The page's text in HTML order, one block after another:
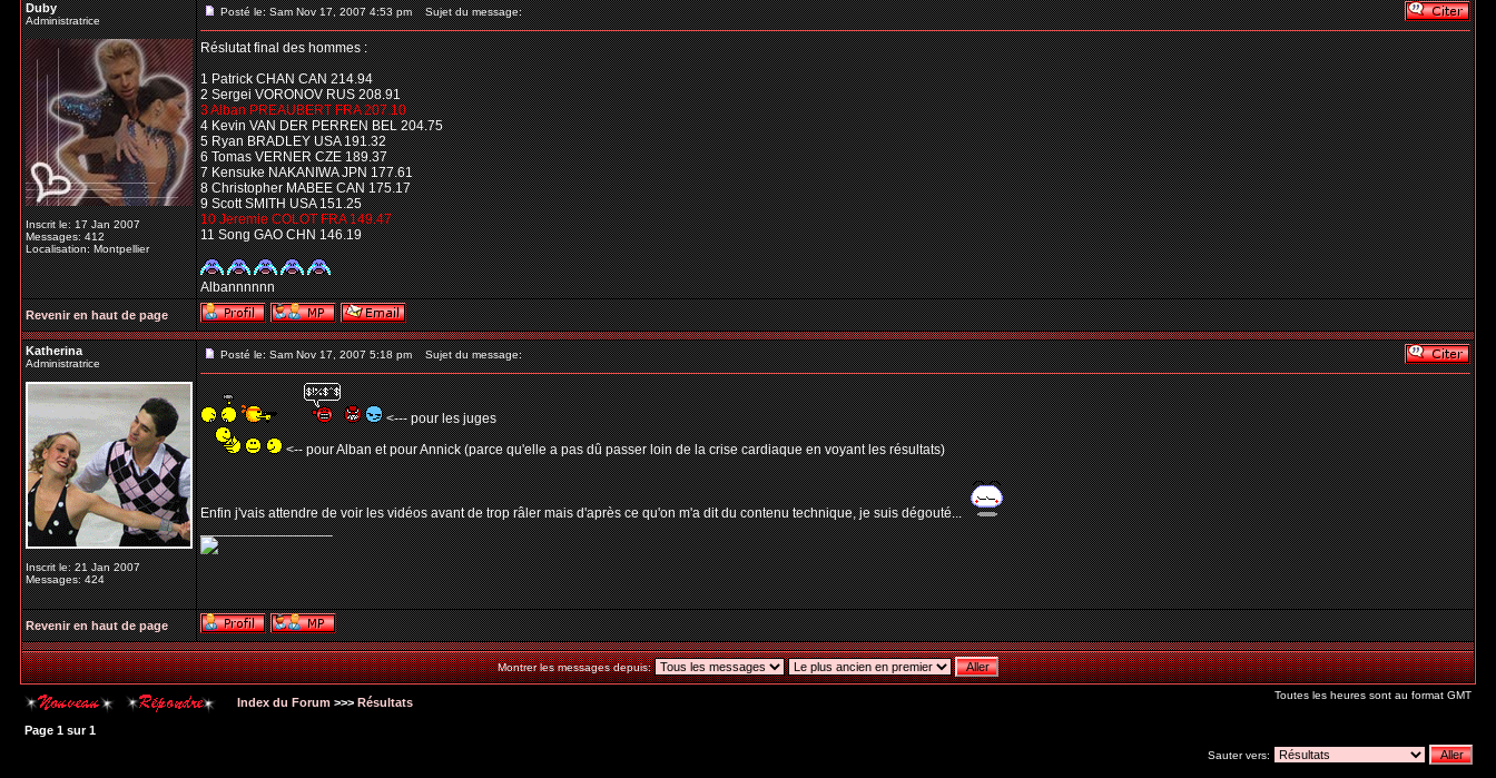
Duby
Administratrice
Inscrit le: 17 Jan 2007
Messages: 412
Localisation: Montpellier
Posté le: Sam Nov 17, 2007 4:53 pm Sujet du message:
Réslutat final des hommes :
1 Patrick CHAN CAN 214.94
2 Sergei VORONOV RUS 208.91
3 Alban PREAUBERT FRA 207.10
4 Kevin VAN DER PERREN BEL 204.75
5 Ryan BRADLEY USA 191.32
6 Tomas VERNER CZE 189.37
7 Kensuke NAKANIWA JPN 177.61
8 Christopher MABEE CAN 175.17
9 Scott SMITH USA 151.25
10 Jeremie COLOT FRA 149.47
11 Song GAO CHN 146.19
Albannnnnn
Revenir en haut de page
Katherina
Administratrice
Inscrit le: 21 Jan 2007
Messages: 424
Posté le: Sam Nov 17, 2007 5:18 pm Sujet du message:
<--- pour les juges
<-- pour Alban et pour Annick (parce qu'elle a pas dû passer loin de la crise cardiaque en voyant les résultats)
Enfin j'vais attendre de voir les vidéos avant de trop râler mais d'après ce qu'on m'a dit du contenu technique, je suis dégouté...
_________________
Revenir en haut de page
Montrer les messages depuis:
Index du Forum >>> Résultats
Toutes les heures sont au format GMT
Page 1 sur1
Sauter vers: